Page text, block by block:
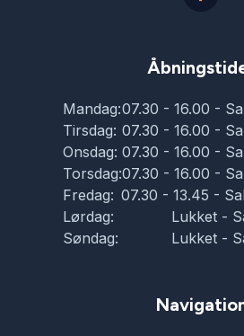
Mandag:07.30 - 16.00 -
Tirsdag: 07.30 - 16.00 -
Onsdag: 07.30 - 16.00 -
Torsdag:07.30 - 16.00 -
Fredag: 07.30 - 13.45 -
Lørdag:
Lukket -
Søndag:
Lukket -